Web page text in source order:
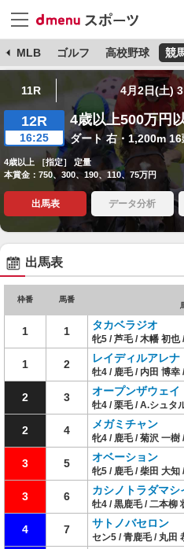
MLB ゴルフ 高校野球 競
11R 4月2日(土)
12R
16:25
4歳以上500万円
ダート 右・1,200m 16
4歳以上 ［指定］ 定量
本賞金：750、300、190、110、75万円
出馬表 データ分析
出馬表
枠番 馬番
1 1 タカベラジオ
牝5 / 芦毛 / 木幡 初也
1 2 レイディルアレナ
牡4 / 鹿毛 / 内田 博幸
2 3 オープンザウェイ
牡4 / 栗毛 / A.シュタ
2 4 メガミチャン
牝4 / 鹿毛 / 菊沢 一樹
3 5 オベーション
牝5 / 鹿毛 / 柴田 大知
3 6 カシノトラダマシ
牡4 / 黒鹿毛 / 二本柳
4 7 サトノバセロン
セン5 / 青鹿毛 / 丸田